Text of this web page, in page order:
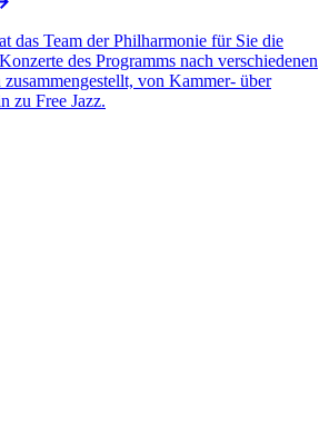
das Team der Philharmonie für Sie die
des Programms nach verschiedenen
zusammengestellt, von Kammer- über
zu Free Jazz.